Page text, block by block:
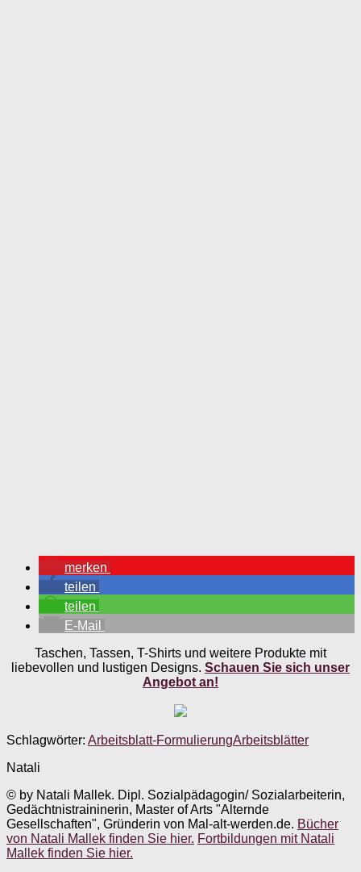
merken
teilen
teilen
E-Mail
Taschen, Tassen, T-Shirts und weitere Produkte mit
liebevollen und lustigen Designs. Schauen Sie sich unser
Angebot an!
Schlagwörter: Arbeitsblatt-FormulierungArbeitsblätter
Natali
© by Natali Mallek. Dipl. Sozialpädagogin/ Sozialarbeiterin,
Gedächtnistraininerin, Master of Arts "Alternde
Gesellschaften", Gründerin von Mal-alt-werden.de. Bücher
von Natali Mallek finden Sie hier. Fortbildungen mit Natali
Mallek finden Sie hier.